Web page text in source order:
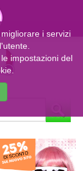
i servizi
impostazioni del